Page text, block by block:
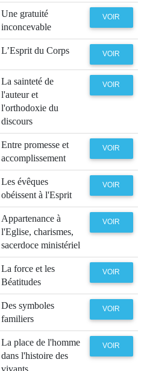
Une gratuité
inconcevable
VOIR
L’Esprit du Corps VOIR
La sainteté de
l'auteur et
l'orthodoxie du
discours
VOIR
Entre promesse et
accomplissement
VOIR
Les évêques
obéissent à l'Esprit
VOIR
Appartenance à
l'Eglise, charismes,
sacerdoce ministériel
VOIR
La force et les
Béatitudes
VOIR
Des symboles
familiers
VOIR
La place de l'homme
dans l'histoire des
vivants
VOIR